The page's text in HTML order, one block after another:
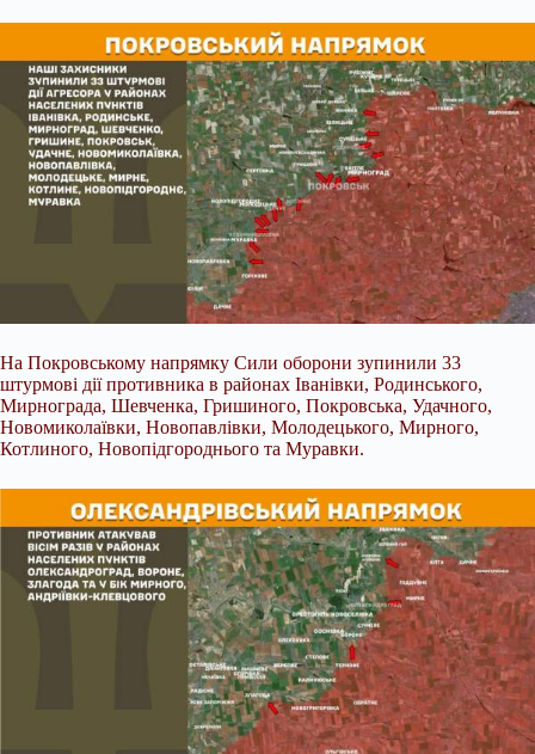
На Покровському напрямку Сили оборони зупинили 33
штурмові дії противника в районах Іванівки, Родинського,
Мирнограда, Шевченка, Гришиного, Покровська, Удачного,
Новомиколаївки, Новопавлівки, Молодецького, Мирного,
Котлиного, Новопідгороднього та Муравки.